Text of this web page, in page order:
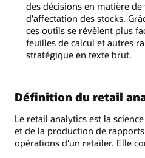
des décisions en matière
d'affectation des stocks.
ces outils se révèlent plus
feuilles de calcul et autres
stratégique en texte brut.
Définition du retail
Le retail analytics est la
et de la production de
opérations d'un retailer. Elle